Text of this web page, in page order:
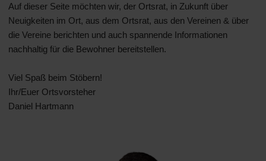
Auf dieser Seite möchten wir, der Ortsrat, in Zukunft über
Neuigkeiten im Ort, aus dem Ortsrat, aus den Vereinen & über
die Vereine berichten und auch spannende Informationen
nachhaltig für die Bewohner bereitstellen.
Viel Spaß beim Stöbern!
Ihr/Euer Ortsvorsteher
Daniel Hartmann